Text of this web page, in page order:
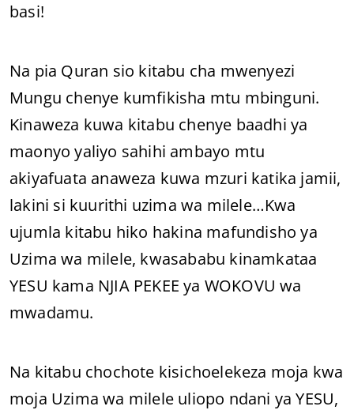
basi!
Na pia Quran sio kitabu cha mwenyezi
Mungu chenye kumfikisha mtu mbinguni.
Kinaweza kuwa kitabu chenye baadhi ya
maonyo yaliyo sahihi ambayo mtu
akiyafuata anaweza kuwa mzuri katika jamii,
lakini si kuurithi uzima wa milele…Kwa
ujumla kitabu hiko hakina mafundisho ya
Uzima wa milele, kwasababu kinamkataa
YESU kama NJIA PEKEE ya WOKOVU wa
mwadamu.
Na kitabu chochote kisichoelekeza moja kwa
moja Uzima wa milele uliopo ndani ya YESU,